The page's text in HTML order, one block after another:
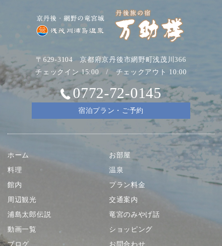
〒629-3104 京都府京丹後市網野町浅茂川366
チェックイン 15:00 / チェックアウト 10:00
0772-72-0145
宿泊プラン・ご予約
ホーム
お部屋
料理
温泉
館内
プラン料金
周辺観光
交通案内
浦島太郎伝説
竜宮のみやげ話
動画一覧
ショッピング
ブログ
お問合わせ